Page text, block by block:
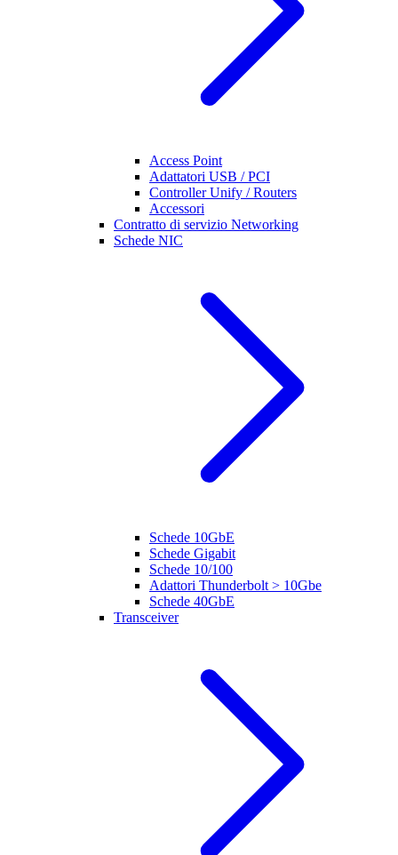
Access Point
Adattatori USB / PCI
Controller Unify / Routers
Accessori
Contratto di servizio Networking
Schede NIC
Schede 10GbE
Schede Gigabit
Schede 10/100
Adattori Thunderbolt > 10Gbe
Schede 40GbE
Transceiver